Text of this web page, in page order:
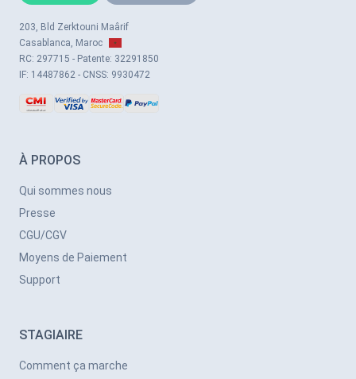
À PROPOS
Qui sommes nous
Presse
CGU/CGV
Moyens de Paiement
Support
STAGIAIRE
Comment ça marche
203, Bld Zerktouni Maârif
Casablanca, Maroc
RC: 297715 - Patente: 32291850
IF: 14487862 - CNSS: 9930472